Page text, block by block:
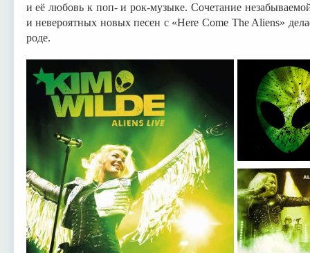
и её любовь к поп- и рок-музыке. Сочетание
и невероятных новых песен с «Here Come The Aliens»
роде.